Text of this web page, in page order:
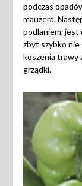
podczas
mauzera.
podlaniem, jest
zbyt szybko nie
koszenia trawy
grządki.